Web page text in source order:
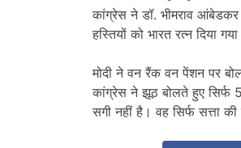
कांग्रेस ने डॉ. भीमराव आंबेडकर
हस्तियों को भारत रत्न दिया
मोदी ने वन रैंक वन पेंशन पर
कांग्रेस ने झूठ बोलते हुए सिर्फ
सगी नहीं है। वह सिर्फ सत्ता